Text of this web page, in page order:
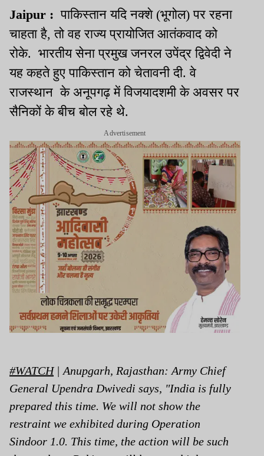
Jaipur :पाकिस्तान यदि नक्शे (भूगोल) पर रहना
चाहता है, तो वह राज्य प्रायोजित आतंकवाद को
रोके. भारतीय सेना प्रमुख जनरल उपेंद्र द्विवेदी ने
यह कहते हुए पाकिस्तान को चेतावनी दी. वे
राजस्थान के अनूपगढ़ में विजयादशमी के अवसर पर
सैनिकों के बीच बोल रहे थे.
Advertisement
#WATCH| Anupgarh, Rajasthan: Army Chief
General Upendra Dwivedi says, "India is fully
prepared this time. We will not show the
restraint we exhibited during Operation
Sindoor 1.0. This time, the action will be such